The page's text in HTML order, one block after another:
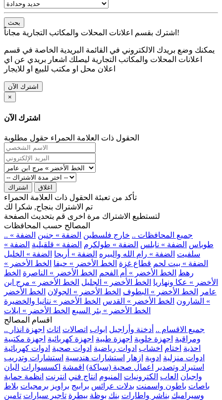
بحث
اشترك بقسم اعلانات المحلات والمكاتب التجارية مجاناً!
يمكنك وضع بريدك الالكتروني في القائمة البريدية الخاصة في قسم
اعلانات المحلات والمكاتب التجارية ليصلك اشعار بريدي عن اي
اعلان محل او مكتب للبيع او للايجار
اشترك الآن
×
اشترك الآن
الحقول ذات العلامة الحمراء حقول مطلوبة
اشتراك اغلاق
تأكد من تعبئة الحقول ذات العلامة الحمراء
تم الاشتراك بنجاح, شكرا لك
لتستطيع الاشتراك مرة اخرى قم بتحديث الصفحة
المصالح حسب المحافظات
.. جميع المحافظات .. خارج فلسطين الضفة » جنين الضفة »
طوباس الضفة » نابلس الضفة » طولكرم الضفة » قلقيلية الضفة »
سلفيت الضفة » رام الله والبيره الضفة » أريحا الضفة » الخليل
الضفة » بيت لحم قطاع غزة الخط الأخضر » حيفا الخط الأخضر »
رهط الخط الأخضر » أم الفحم الخط الأخضر » الناصرة الخط
الأخضر » عكا ونهاريا الخط الأخضر » الجليل الخط الأخضر » مرج ابن
عامر
الخط الأخضر » البطوف الخط الأخضر » الجولان الخط الأخضر
» الشارون الخط الأخضر » القدس الخط الأخضر » نتانيا والخضيرة
الخط الأخضر » بئر السبع الخط الأخضر » ايلات
اقسام المصالح
.. جميع الاقسام .. أدخنة وأراجيل ابواب اتصالات اثاث اجهزة انذار
ومراقبة اجهزة خلوية اجهزة طبية اجهزة كهربائية اجهزة مكتبية
احذية اختام اخشاب ادوات رياضية ادوات صحية ادوات كهربائية
ادوات منزلية ادوية ازهار استشارات هندسية استشارات وتدريب
استيراد وتصدير
اعمال صحية (سباكة) اقمشة اكسسوارات البان
واجبان العاب الكترونيات المنيوم انتاج فني انترنت انظمة حماية
باصات باطون واسمنت بدلات عرائس برابيج براويز برمجيات بلاط
وسيراميك بناشر واطارات بنك بوظة بيطرة تاجير سيارات تامين